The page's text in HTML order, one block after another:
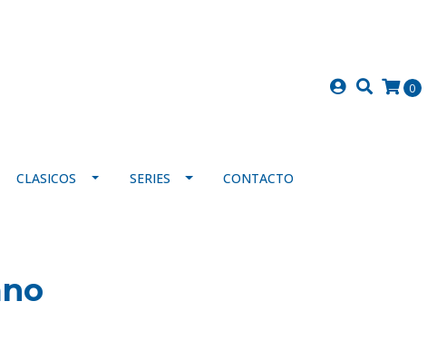
0
CLASICOS SERIES CONTACTO